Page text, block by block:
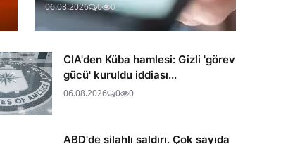
06.08.2026 0 0
CIA'den Küba hamlesi: Gizli 'görev
gücü' kuruldu iddiası...
06.08.2026 0 0
ABD'de silahlı saldırı. Çok sayıda